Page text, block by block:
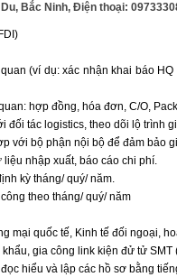
Bắc Ninh, Điện thoại:
(ví dụ: xác nhận khai báo
hợp đồng, hóa đơn, C/O,
đối tác logistics, theo dõi lộ trình
với bộ phận nội bộ để đảm bảo
nhập xuất, báo cáo chi phí.
kỳ tháng/ quý/ năm.
theo tháng/ quý/ năm
mại quốc tế, Kinh tế đối ngoại,
gia công link kiện đử tử
hiểu và lập các hồ sơ bằng